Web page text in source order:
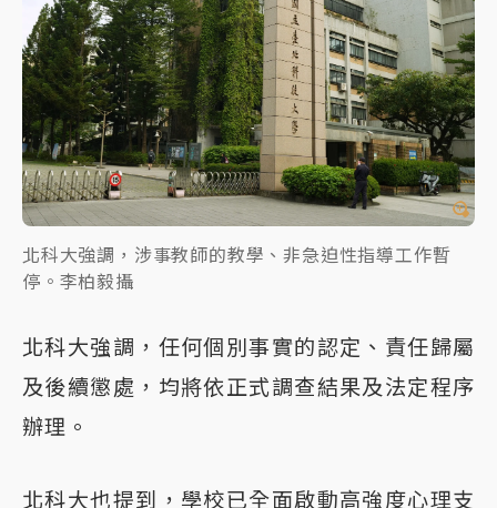
北科大強調，涉事教師的教學、非急迫性指導工作暫
停。李柏毅攝
北科大強調，任何個別事實的認定、責任歸屬
及後續懲處，均將依正式調查結果及法定程序
辦理。
北科大也提到，學校已全面啟動高強度心理支